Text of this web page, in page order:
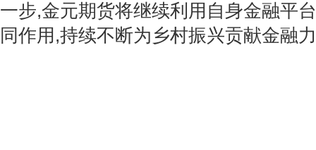
一步,金元期货将继续利用自身金融平
同作用,持续不断为乡村振兴贡献金融